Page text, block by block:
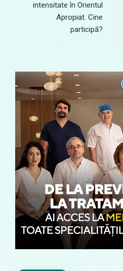
intensitate în Orientul
Apropiat. Cine
participă?